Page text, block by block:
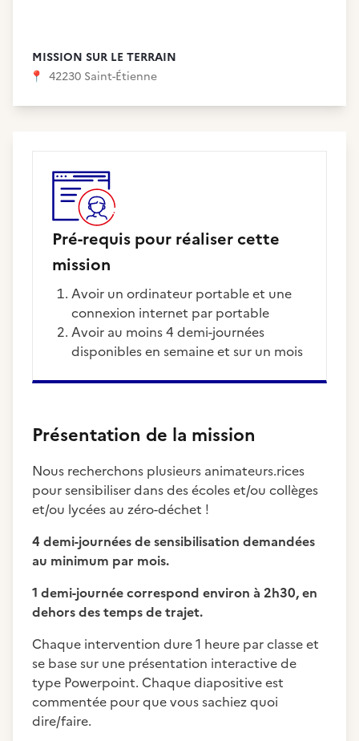
MISSION SUR LE TERRAIN
📍 42230 Saint-Étienne
Pré-requis pour réaliser cette
mission
Avoir un ordinateur portable et une
connexion internet par portable
Avoir au moins 4 demi-journées
disponibles en semaine et sur un mois
Présentation de la mission
Nous recherchons plusieurs animateurs.rices
pour sensibiliser dans des écoles et/ou collèges
et/ou lycées au zéro-déchet !
4 demi-journées de sensibilisation demandées
au minimum par mois.
1 demi-journée correspond environ à 2h30, en
dehors des temps de trajet.
Chaque intervention dure 1 heure par classe et
se base sur une présentation interactive de
type Powerpoint. Chaque diapositive est
commentée pour que vous sachiez quoi
dire/faire.